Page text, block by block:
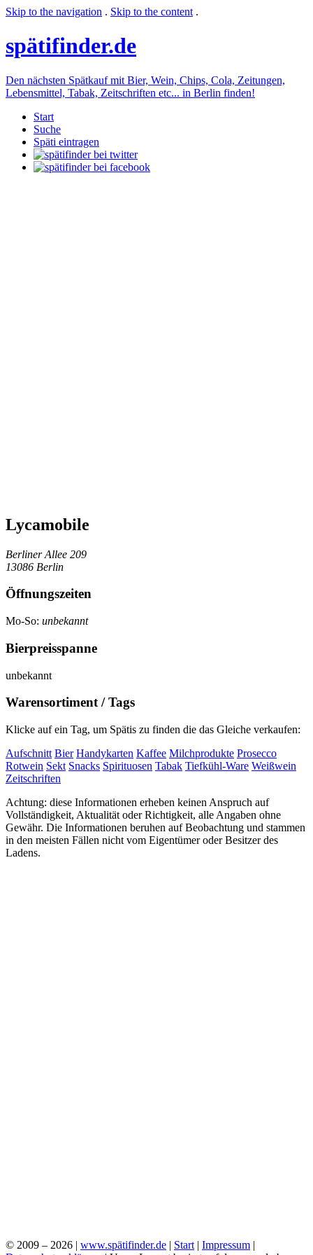
Skip to the navigation . Skip to the content .
spätifinder.de
Den nächsten Spätkauf mit Bier, Wein, Chips, Cola, Zeitungen,
Lebensmittel, Tabak, Zeitschriften etc... in Berlin finden!
Start
Suche
Späti eintragen
Lycamobile
Berliner Allee 209
13086 Berlin
Öffnungszeiten
Mo-So: unbekannt
Bierpreisspanne
unbekannt
Warensortiment / Tags
Klicke auf ein Tag, um Spätis zu finden die das Gleiche verkaufen:
Aufschnitt Bier Handykarten Kaffee Milchprodukte Prosecco
Rotwein Sekt Snacks Spirituosen Tabak Tiefkühl-Ware Weißwein
Zeitschriften
Achtung: diese Informationen erheben keinen Anspruch auf
Vollständigkeit, Aktualität oder Richtigkeit, alle Angaben ohne
Gewähr. Die Informationen beruhen auf Beobachtung und stammen
in den meisten Fällen nicht vom Eigentümer oder Besitzer des
Ladens.
© 2009 – 2026 | www.spätifinder.de | Start | Impressum |